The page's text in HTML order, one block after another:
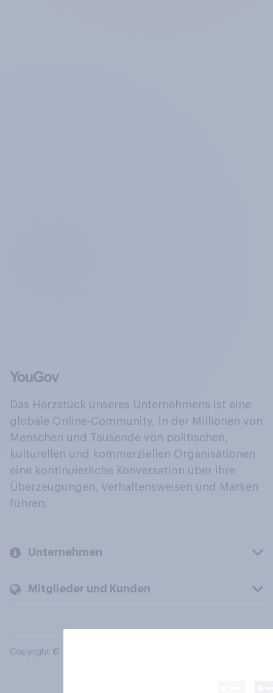
Das Herzstück unseres Unternehmens ist eine
globale Online-Community, in der Millionen von
Menschen und Tausende von politischen,
kulturellen und kommerziellen Organisationen
eine kontinuierliche Konversation über ihre
Überzeugungen, Verhaltensweisen und Marken
führen.
Unternehmen
Mitglieder und Kunden
Copyright © 2026 YouGov PLC. Alle Rechte vorbehalten.